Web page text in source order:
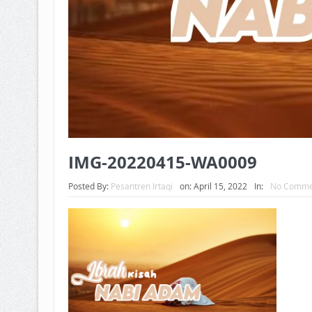
IMG-20220415-WA0009
Posted By: Pesantren Irtaqi on:April 15, 2022 In: No